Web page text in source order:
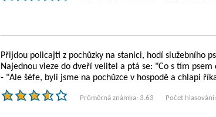
Přijdou policajti z pochůzky na stanici, hodí služebního
Najednou vleze do dveří velitel a ptá se: "Co s tím psem
- "Ale šéfe, byli jsme na pochůzce v hospodě a chlapi
Průměrná známka: 3.63 Počet